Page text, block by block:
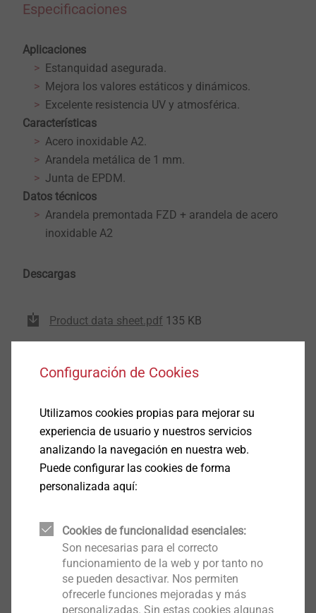
Especificaciones
Aplicaciones
Estanquidad asegurada.
Mejora los valores estáticos y dinámicos.
Excelente resistencia UV y atmosférica.
Características
Acero inoxidable A2.
Arandela metálica de 1 mm.
Junta de EPDM.
Datos técnicos
Arandela premontada FZD + arandela de acero
inoxidable A2
Descargas
Product data sheet.pdf 135 KB
Configuración de Cookies
Utilizamos cookies propias para mejorar su
experiencia de usuario y nuestros servicios
analizando la navegación en nuestra web.
Puede configurar las cookies de forma
personalizada aquí:
Cookies de funcionalidad esenciales:
Son necesarias para el correcto
funcionamiento de la web y por tanto no
se pueden desactivar. Nos permiten
ofrecerle funciones mejoradas y más
personalizadas. Sin estas cookies algunas